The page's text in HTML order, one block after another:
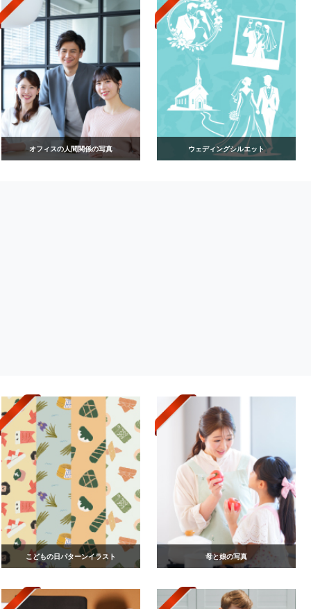
オフィスの人間関係の写真 ウェディングシルエット
こどもの日パターンイラスト 母と娘の写真